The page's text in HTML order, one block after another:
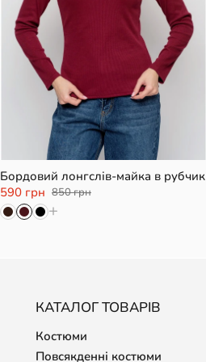
XS/S XL
Бордовий лонгслів-майка в рубчик
590 грн 850 грн
+
КАТАЛОГ ТОВАРІВ
Костюми
Повсякденні костюми